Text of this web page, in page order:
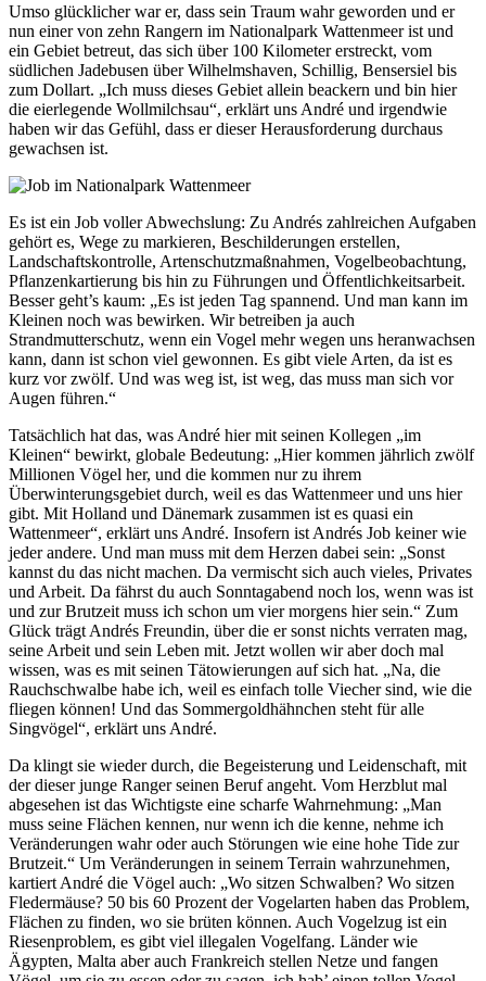
Umso glücklicher war er, dass sein Traum wahr geworden und er
nun einer von zehn Rangern im Nationalpark Wattenmeer ist und
ein Gebiet betreut, das sich über 100 Kilometer erstreckt, vom
südlichen Jadebusen über Wilhelmshaven, Schillig, Bensersiel bis
zum Dollart. „Ich muss dieses Gebiet allein beackern und bin hier
die eierlegende Wollmilchsau“, erklärt uns André und irgendwie
haben wir das Gefühl, dass er dieser Herausforderung durchaus
gewachsen ist.
Es ist ein Job voller Abwechslung: Zu Andrés zahlreichen Aufgaben
gehört es, Wege zu markieren, Beschilderungen erstellen,
Landschaftskontrolle, Artenschutzmaßnahmen, Vogelbeobachtung,
Pflanzenkartierung bis hin zu Führungen und Öffentlichkeitsarbeit.
Besser geht’s kaum: „Es ist jeden Tag spannend. Und man kann im
Kleinen noch was bewirken. Wir betreiben ja auch
Strandmutterschutz, wenn ein Vogel mehr wegen uns heranwachsen
kann, dann ist schon viel gewonnen. Es gibt viele Arten, da ist es
kurz vor zwölf. Und was weg ist, ist weg, das muss man sich vor
Augen führen.“
Tatsächlich hat das, was André hier mit seinen Kollegen „im
Kleinen“ bewirkt, globale Bedeutung: „Hier kommen jährlich zwölf
Millionen Vögel her, und die kommen nur zu ihrem
Überwinterungsgebiet durch, weil es das Wattenmeer und uns hier
gibt. Mit Holland und Dänemark zusammen ist es quasi ein
Wattenmeer“, erklärt uns André. Insofern ist Andrés Job keiner wie
jeder andere. Und man muss mit dem Herzen dabei sein: „Sonst
kannst du das nicht machen. Da vermischt sich auch vieles, Privates
und Arbeit. Da fährst du auch Sonntagabend noch los, wenn was ist
und zur Brutzeit muss ich schon um vier morgens hier sein.“ Zum
Glück trägt Andrés Freundin, über die er sonst nichts verraten mag,
seine Arbeit und sein Leben mit. Jetzt wollen wir aber doch mal
wissen, was es mit seinen Tätowierungen auf sich hat. „Na, die
Rauchschwalbe habe ich, weil es einfach tolle Viecher sind, wie die
fliegen können! Und das Sommergoldhähnchen steht für alle
Singvögel“, erklärt uns André.
Da klingt sie wieder durch, die Begeisterung und Leidenschaft, mit
der dieser junge Ranger seinen Beruf angeht. Vom Herzblut mal
abgesehen ist das Wichtigste eine scharfe Wahrnehmung: „Man
muss seine Flächen kennen, nur wenn ich die kenne, nehme ich
Veränderungen wahr oder auch Störungen wie eine hohe Tide zur
Brutzeit.“ Um Veränderungen in seinem Terrain wahrzunehmen,
kartiert André die Vögel auch: „Wo sitzen Schwalben? Wo sitzen
Fledermäuse? 50 bis 60 Prozent der Vogelarten haben das Problem,
Flächen zu finden, wo sie brüten können. Auch Vogelzug ist ein
Riesenproblem, es gibt viel illegalen Vogelfang. Länder wie
Ägypten, Malta aber auch Frankreich stellen Netze und fangen